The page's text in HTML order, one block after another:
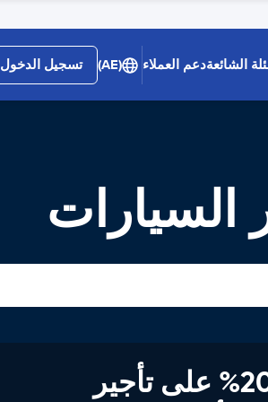
الشائعةدعم العملاء (AE) تسجيل الدخول
السيارات
خصم يصل إلى 20% على تأجير